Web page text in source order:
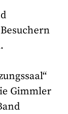
Gimmler